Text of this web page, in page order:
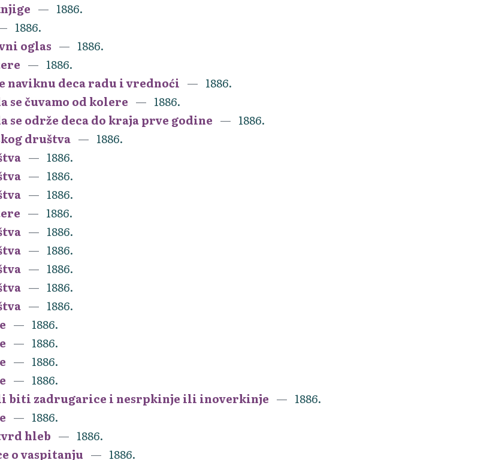
1886.
1886.
oglas
1886.
1886.
naviknu deca radu i vrednoći
1886.
se čuvamo od kolere
1886.
se održe deca do kraja prve godine
1886.
društva
1886.
1886.
1886.
1886.
1886.
1886.
1886.
1886.
1886.
1886.
1886.
1886.
1886.
1886.
biti zadrugarice i nesrpkinje ili inoverkinje
1886.
1886.
hleb
1886.
o vaspitanju
1886.